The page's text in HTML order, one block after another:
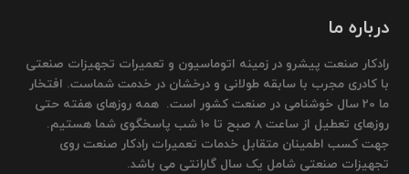
درباره ما
رادکار صنعت پیشرو در زمینه اتوماسیون و تعمیرات تجهیزات صنعتی
با کادری مجرب با سابقه طولانی و درخشان در خدمت شماست. افتخار
ما 20 سال خوشنامی در صنعت کشور است. همه روزهای هفته حتی
روزهای تعطیل از ساعت 8 صبح تا 10 شب پاسخگوی شما هستیم.
جهت کسب اطمینان متقابل خدمات تعمیرات رادکار صنعت روی
تجهیزات صنعتی شامل یک سال گارانتی می باشد.